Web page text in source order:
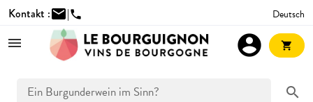
Kontakt :mail|phone Deutsch
search
account_circle shopping_cart